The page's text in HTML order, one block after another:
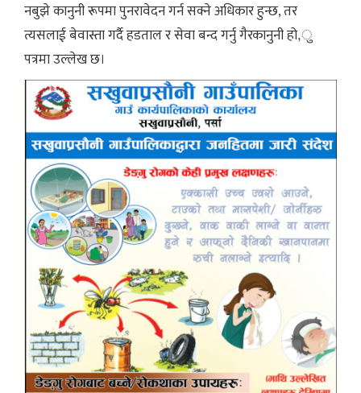
नबुझे कानुनी रूपमा पुनरावेदन गर्न सक्ने अधिकार हुन्छ, तर
त्यसलाई बेवास्ता गर्दै हडताल र सेवा बन्द गर्नु गैरकानुनी हो,ु
पत्रमा उल्लेख छ।